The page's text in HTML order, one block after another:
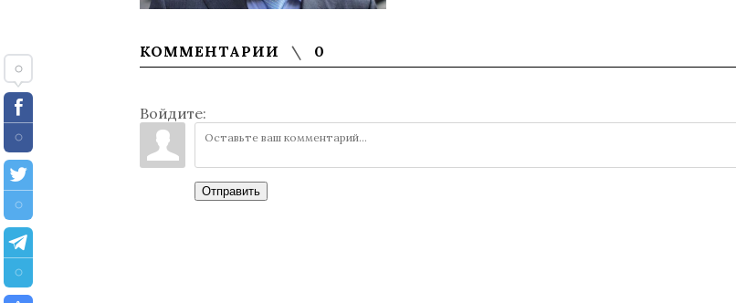
КОММЕНТАРИИ 0
Войдите:
Отправить